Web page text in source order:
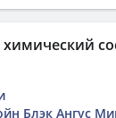
Блэк Ангус